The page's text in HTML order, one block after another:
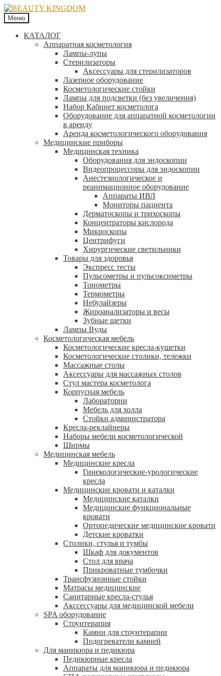
Меню
КАТАЛОГ
Аппаратная косметология
Лампы-лупы
Стерилизаторы
Аксессуары для стерилизаторов
Лазерное оборудование
Косметологические стойки
Лампы для подсветки (без увеличения)
Набор Кабинет косметолога
Оборудование для аппаратной косметологии
в аренду
Аренда косметологического оборудования
Медицинские приборы
Медицинская техника
Оборудования для эндоскопии
Видеопроцессоры для эндоскопии
Анестезиологическое и
реанимационное оборудование
Аппараты ИВЛ
Мониторы пациента
Дерматоскопы и трихоскопы
Концентраторы кислорода
Микроскопы
Центрифуги
Xирургические светильники
Товары для здоровья
Экспресс тесты
Пульсометры и пульсоксиметры
Тонометры
Термометры
Небулайзеры
Жироанализаторы и весы
Зубные щетки
Лампы Вуды
Косметологическая мебель
Косметологические кресла-кушетки
Косметологические столики, тележки
Массажные столы
Аксессуары для массажных столов
Стул мастера косметолога
Корпусная мебель
Лаборатории
Мебель для холла
Стойки администратора
Кресла-реклайнеры
Наборы мебели косметологической
Ширмы
Медицинская мебель
Медицинские кресла
Гинекологические-урологические
кресла
Медицинские кровати и каталки
Медицинские каталки
Медицинские функциональные
кровати
Ортопедические медицинские кровати
Детские кроватки
Столики, стулья и тумбы
Шкаф для документов
Стол для врача
Прикроватные тумбочки
Трансфузионные стойки
Матрасы медицинские
Санитарные кресла-стулья
Акссессуары для медицинской мебели
SPA оборудование
Стоунтерапия
Камни для стоунтерапии
Подогреватели камней
Для маникюра и педикюра
Педикюрные кресла
Аппараты для маникюра и педикюра